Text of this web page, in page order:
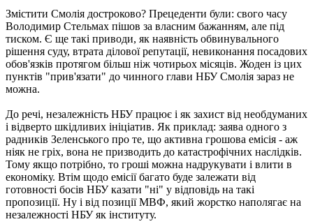
Змістити Смолія достроково? Прецеденти були: свого часу
Володимир Стельмах пішов за власним бажанням, але під
тиском. Є ще такі приводи, як наявність обвинувального
рішення суду, втрата ділової репутації, невиконання посадових
обов'язків протягом більш ніж чотирьох місяців. Жоден із цих
пунктів "прив'язати" до чинного глави НБУ Смолія зараз не
можна.
До речі, незалежність НБУ працює і як захист від необдуманих
і відверто шкідливих ініціатив. Як приклад: заява одного з
радників Зеленського про те, що активна грошова емісія - аж
ніяк не гріх, вона не призводить до катастрофічних наслідків.
Тому якщо потрібно, то гроші можна надрукувати і влити в
економіку. Втім щодо емісії багато буде залежати від
готовності босів НБУ казати "ні" у відповідь на такі
пропозиції. Ну і від позиції МВФ, який жорстко наполягає на
незалежності НБУ як інституту.